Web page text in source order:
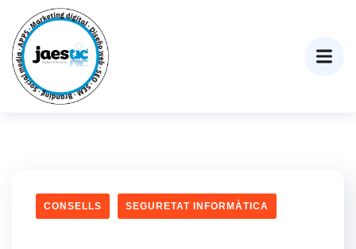
CONSELLS SEGURETAT INFORMÀTICA